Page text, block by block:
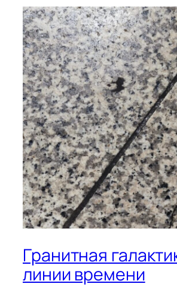
Гранитная
линии времени